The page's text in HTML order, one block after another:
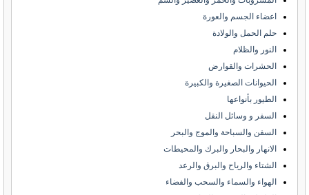
اعضاء الجسم والعورة
حلم الحمل والولادة
النور والظلام
الحشرات والقوارض
الحيوانات الصغيرة والكبيرة
الطيور بأنواعها
السفر و وسائل النقل
السفن والسباحة والموج والبحر
الانهار والبحار والبرك والمحيطات
الشتاء والرياح والبرق والرعد
الهواء والسماء والسحب والفضاء